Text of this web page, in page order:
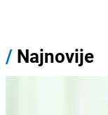
/ Najnovije